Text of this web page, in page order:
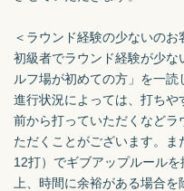
＜ラウンド経験の少ないのお
初級者でラウンド経験が少
ルフ場が初めての方」を一読
進行状況によっては、打ちや
前から打っていただくなど
ただくことがございます。ま
12打）でギブアップルール
上、時間に余裕がある場合を